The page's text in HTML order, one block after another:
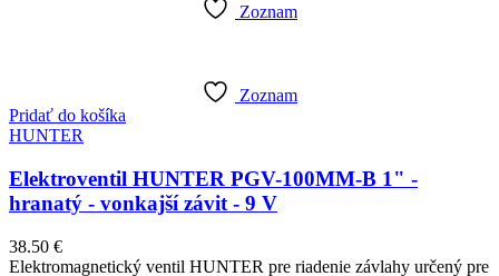
Zoznam
Zoznam
Pridať do košíka
HUNTER
Elektroventil HUNTER PGV-100MM-B 1" -
hranatý - vonkajší závit - 9 V
38.50 €
Elektromagnetický ventil HUNTER pre riadenie závlahy určený pre